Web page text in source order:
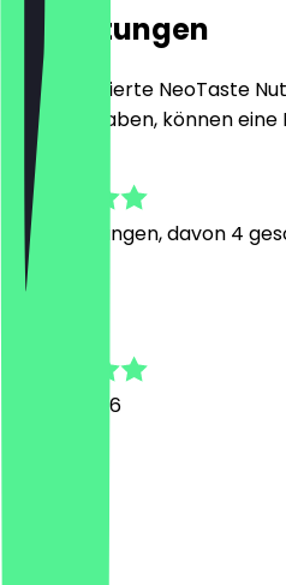
Bewertungen
Nur registrierte NeoTaste
besucht haben, können
4.8
19Bewertungen, davon 4
20. Juli 2026